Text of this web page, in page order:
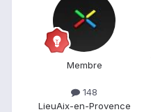
Membre
148
LieuAix-en-Provence